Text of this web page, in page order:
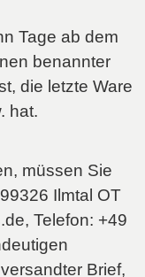
Tage ab dem
benannter
die letzte Ware
hat.
müssen Sie
Ilmtal OT
Telefon: +49
Brief,